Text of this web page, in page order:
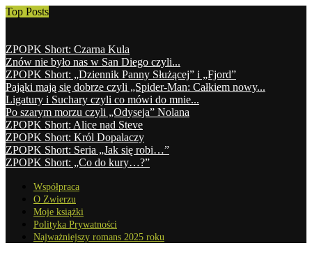
Top Posts
ZPOPK Short: Czarna Kula
Znów nie było nas w San Diego czyli...
ZPOPK Short: „Dziennik Panny Służącej” i „Fjord”
Pająki mają się dobrze czyli „Spider-Man: Całkiem nowy...
Ligatury i Suchary czyli co mówi do mnie...
Po szarym morzu czyli „Odyseja” Nolana
ZPOPK Short: Alice nad Steve
ZPOPK Short: Król Dopalaczy
ZPOPK Short: Seria „Jak się robi…”
ZPOPK Short: „Co do kury…?”
Współpraca
O Zwierzu
Moje książki
Polityka Prywatności
Najważniejszy romans 2025 roku